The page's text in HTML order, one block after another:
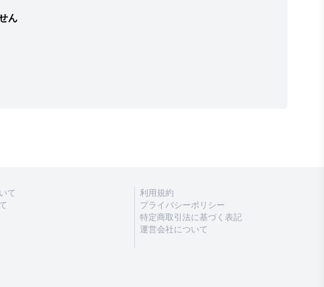
ん
て
利用規約
プライバシーポリシー
特定商取引法に基づく表記
運営会社について